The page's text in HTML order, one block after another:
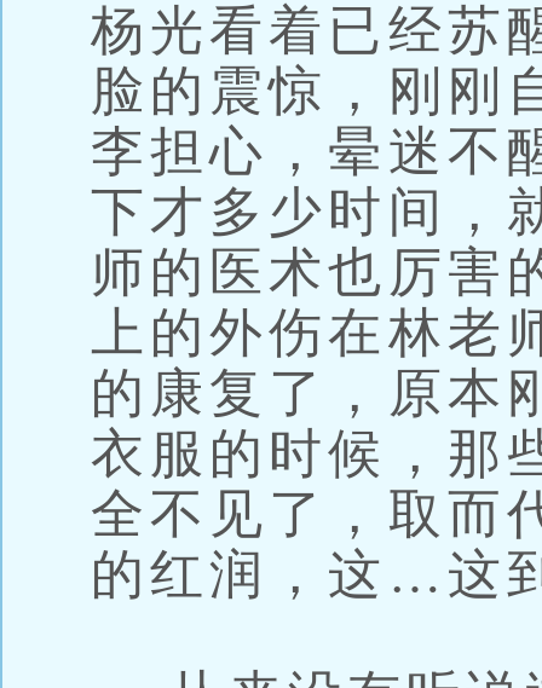
杨光看着已经苏
脸的震惊，刚刚
李担心，晕迷不
下才多少时间，
师的医术也厉害
上的外伤在林
的康复了，原本
衣服的时候，那
全不见了，取而
的红润，这…这